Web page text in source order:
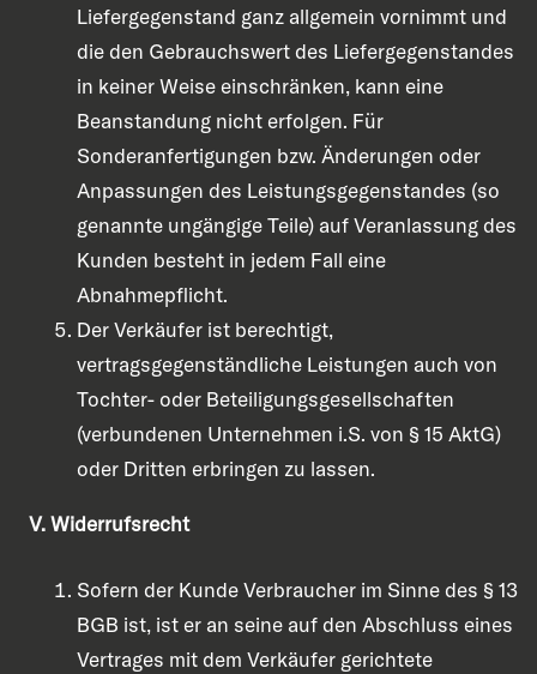
Liefergegenstand ganz allgemein vornimmt und
die den Gebrauchswert des Liefergegenstandes
in keiner Weise einschränken, kann eine
Beanstandung nicht erfolgen. Für
Sonderanfertigungen bzw. Änderungen oder
Anpassungen des Leistungsgegenstandes (so
genannte ungängige Teile) auf Veranlassung des
Kunden besteht in jedem Fall eine
Abnahmepflicht.
Der Verkäufer ist berechtigt,
vertragsgegenständliche Leistungen auch von
Tochter- oder Beteiligungsgesellschaften
(verbundenen Unternehmen i.S. von § 15 AktG)
oder Dritten erbringen zu lassen.
V. Widerrufsrecht
Sofern der Kunde Verbraucher im Sinne des § 13
BGB ist, ist er an seine auf den Abschluss eines
Vertrages mit dem Verkäufer gerichtete